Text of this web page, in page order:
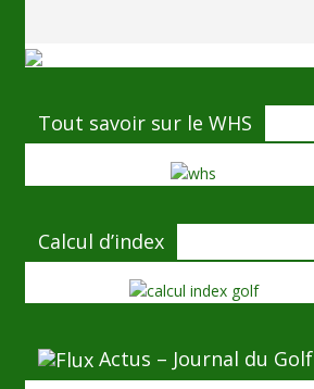
Tout savoir sur le WHS
Calcul d’index
Actus – Journal du Golf